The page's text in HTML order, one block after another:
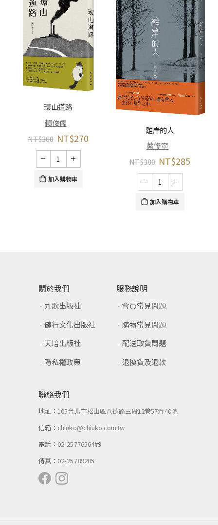
環山道路
賴俊儒
NT$360 NT$270
加入購物車
離岸的人
蔡修寧
NT$380 NT$285
加入購物車
關於我們
九歌出版社
健行文化出版社
天培出版社
隱私權政策
服務說明
會員常見問題
購物常見問題
配送取貨問題
退換貨及退款
聯絡我們
地址：105台北市松山區八德路三段12巷57弄40號
信箱： chiuko@chiuko.com.tw
電話： 02-25776564#9
傳真： 02-25789205